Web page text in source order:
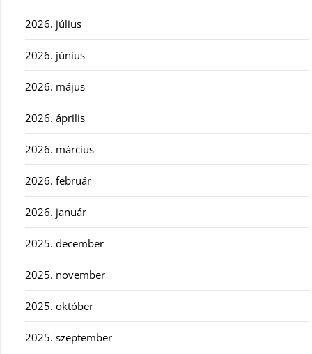
2026. július
2026. június
2026. május
2026. április
2026. március
2026. február
2026. január
2025. december
2025. november
2025. október
2025. szeptember